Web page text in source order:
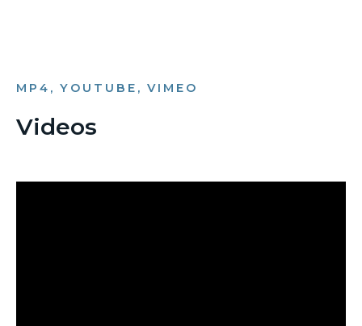
MP4, YOUTUBE, VIMEO
Videos